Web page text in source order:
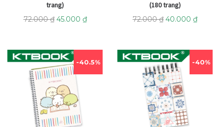
trang)
72.000₫ 45.000 ₫
(180 trang)
72.000₫ 40.000 ₫
40.5% 40%